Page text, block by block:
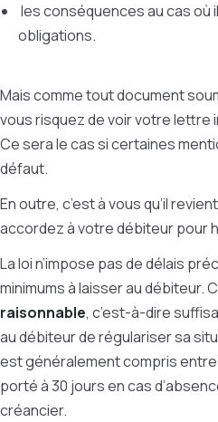
les conséquences au cas où
obligations.
Mais comme tout document
vous risquez de voir votre lettre
Ce sera le cas si certaines
défaut.
En outre, c’est à vous qu’il
accordez à votre débiteur pour
La loi n’impose pas de délais
minimums à laisser au débiteur.
raisonnable, c’est-à-dire
au débiteur de régulariser sa
est généralement compris
porté à 30 jours en cas
créancier.